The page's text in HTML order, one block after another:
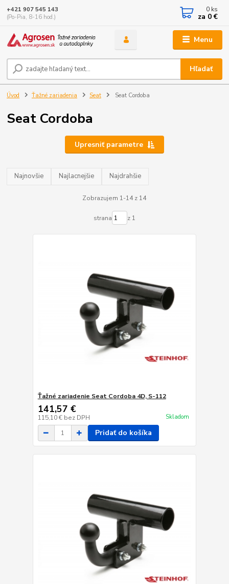
Menu
Hľadať
+421 907 545 143
(Po-Pia, 8-16 hod.)
0 ks
za 0 €
Úvod Ťažné zariadenia Seat Seat Cordoba
Seat Cordoba
Upresniť parametre
Najnovšie Najlacnejšie Najdrahšie
Zobrazujem 1-14 z 14
strana z 1
Ťažné zariadenie Seat Cordoba 4D, S-112
141,57 €
115,10 € bez DPH Skladom
Pridať do košíka